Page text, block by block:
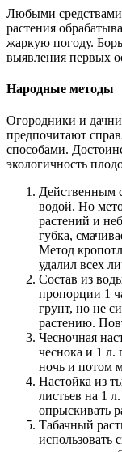
Любыми
растения
жаркую погоду.
выявления первых
Народные методы
Огородники и
предпочитают
способами.
экологичность
Действенным
водой. Но
растений и
губка,
Метод
удалил всех
Состав из
пропорции 1
грунт, но не
растению.
Чесночная
чеснока и 1 л.
ночь и потом
Настойка из
листьев на 1
опрыскивать
Табачный
использовать